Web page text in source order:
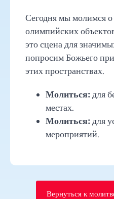
Сегодня мы молимся о
олимпийских
это сцена для
попросим Божьего
этих пространствах.
Молиться: для
местах.
Молиться: для
мероприятий.
Вернуться к